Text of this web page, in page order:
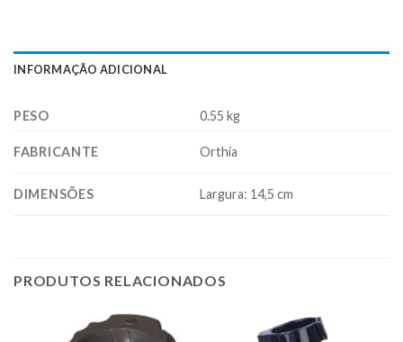
INFORMAÇÃO ADICIONAL
PESO 0.55 kg
FABRICANTE Orthia
DIMENSÕES Largura: 14,5 cm
PRODUTOS RELACIONADOS